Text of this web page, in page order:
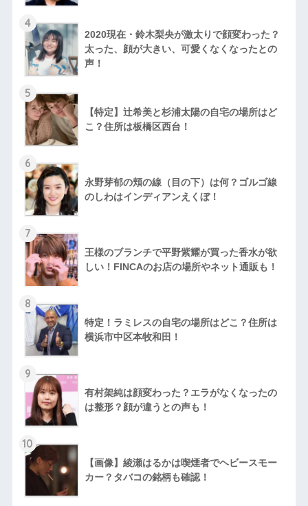
4
2020現在・鈴木梨央が激太りで顔変わった？
太った、顔が大きい、可愛くなくなったとの
声！
5
【特定】辻希美と杉浦太陽の自宅の場所はど
こ？住所は板橋区西台！
6
永野芽郁の頬の線（目の下）は何？ゴルゴ線
のしわはインディアンえくぼ！
7
王様のブランチで平野紫耀が買った香水が欲
しい！FINCAのお店の場所やネット通販も！
8
特定！ラミレスの自宅の場所はどこ？住所は
横浜市中区本牧和田！
9
有村架純は顔変わった？エラがなくなったの
は整形？顔が違うとの声も！
10
【画像】綾瀬はるかは喫煙者でヘビースモー
カー？タバコの銘柄も確認！